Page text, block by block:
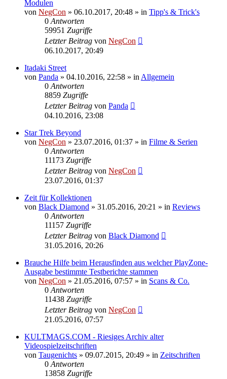
Modulen
von NegCon » 06.10.2017, 20:48 » in Tipp's & Trick's
0Antworten
59951 Zugriffe
Letzter Beitrag von NegCon
06.10.2017, 20:49
Itadaki Street
von Panda » 04.10.2016, 22:58 » inAllgemein
0Antworten
8859 Zugriffe
Letzter Beitrag von Panda
04.10.2016, 23:08
Star Trek Beyond
von NegCon » 23.07.2016, 01:37 » in Filme & Serien
0Antworten
11173 Zugriffe
Letzter Beitrag von NegCon
23.07.2016, 01:37
Zeit für Kollektionen
von Black Diamond » 31.05.2016, 20:21 » in Reviews
0Antworten
11157 Zugriffe
Letzter Beitrag von Black Diamond
31.05.2016, 20:26
Brauche Hilfe beim Herausfinden aus welcher PlayZone-
Ausgabe bestimmte Testberichte stammen
von NegCon » 21.05.2016, 07:57 » in Scans & Co.
0Antworten
11438 Zugriffe
Letzter Beitrag von NegCon
21.05.2016, 07:57
KULTMAGS.COM - Riesiges Archiv alter
Videospielzeitschriften
von Taugenichts » 09.07.2015, 20:49 » in Zeitschriften
0Antworten
13858 Zugriffe